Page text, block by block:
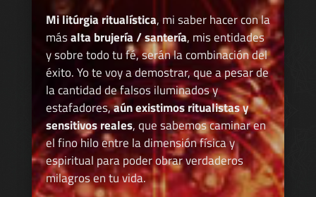
Mi litúrgia ritualística, mi saber hacer con la
másalta brujería / santería, mis entidades
y sobre todo tu fé, serán la combinación del
éxito. Yo te voy a demostrar, que a pesar de
la cantidad de falsos iluminados y
estafadores,aún existimos ritualistas y
sensitivos reales, que sabemos caminar en
el fino hilo entre la dimensión física y
espiritual para poder obrar verdaderos
milagros en tu vida.